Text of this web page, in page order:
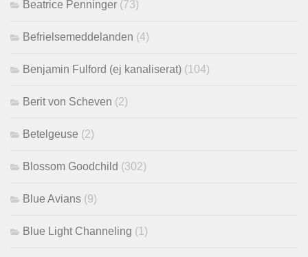
Beatrice Penninger (73)
Befrielsemeddelanden (4)
Benjamin Fulford (ej kanaliserat) (104)
Berit von Scheven (2)
Betelgeuse (2)
Blossom Goodchild (302)
Blue Avians (9)
Blue Light Channeling (1)